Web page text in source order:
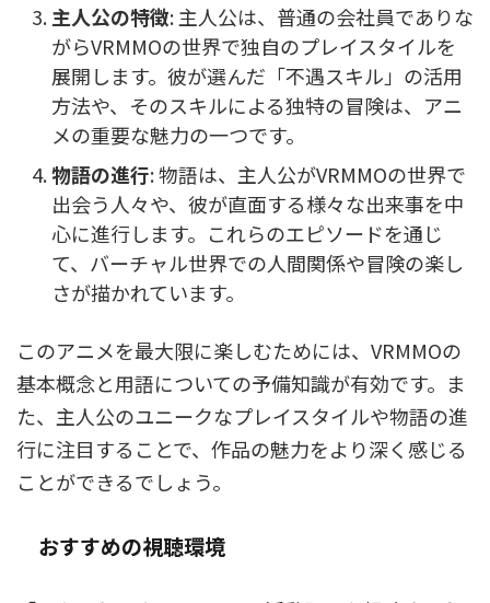
主人公の特徴: 主人公は、普通の会社員でありな
がらVRMMOの世界で独自のプレイスタイルを
展開します。彼が選んだ「不遇スキル」の活用
方法や、そのスキルによる独特の冒険は、アニ
メの重要な魅力の一つです。
物語の進行: 物語は、主人公がVRMMOの世界で
出会う人々や、彼が直面する様々な出来事を中
心に進行します。これらのエピソードを通じ
て、バーチャル世界での人間関係や冒険の楽し
さが描かれています。
このアニメを最大限に楽しむためには、VRMMOの
基本概念と用語についての予備知識が有効です。ま
た、主人公のユニークなプレイスタイルや物語の進
行に注目することで、作品の魅力をより深く感じる
ことができるでしょう。
おすすめの視聴環境